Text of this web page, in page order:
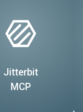
Jitterbit
MCP